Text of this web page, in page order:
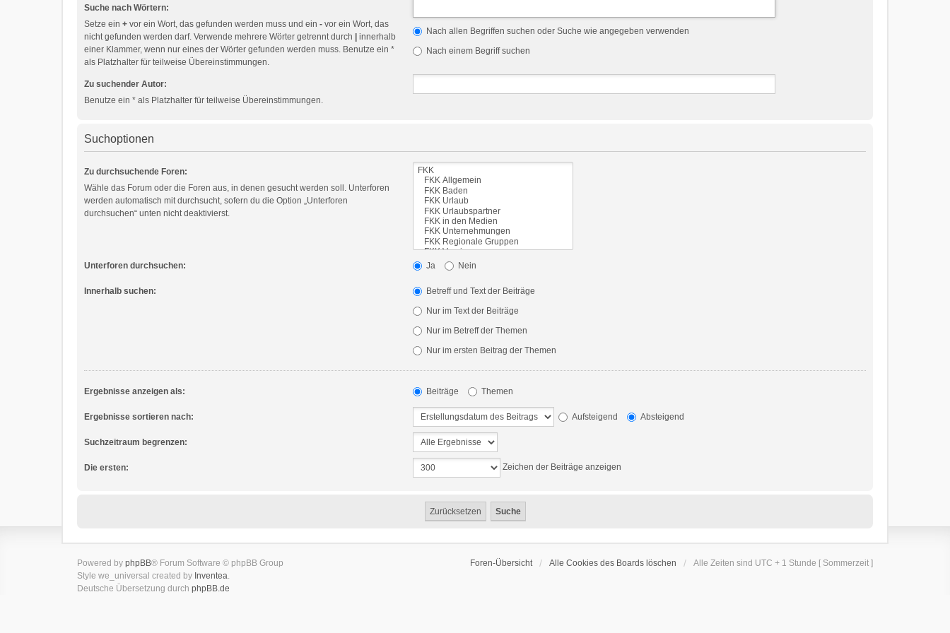
Suche nach Wörtern:
Setze ein + vor ein Wort, das gefunden werden muss und ein - vor ein Wort, das
nicht gefunden werden darf. Verwende mehrere Wörter getrennt durch
innerhalb
einer Klammer, wenn nur eines der Wörter gefunden werden muss. Benutze ein *
als Platzhalter für teilweise Übereinstimmungen.
Nach allen Begriffen suchen oder Suche wie angegeben verwenden
Nach einem Begriff suchen
Zu suchender Autor:
Benutze ein * als Platzhalter für teilweise Übereinstimmungen.
Suchoptionen
Zu durchsuchende Foren:
Wähle das Forum oder die Foren aus, in denen gesucht werden soll. Unterforen
werden automatisch mit durchsucht, sofern du die Option „Unterforen
durchsuchen“ unten nicht deaktivierst.
Unterforen durchsuchen: Ja Nein
Innerhalb suchen:
Betreff und Text der Beiträge
Nur im Text der Beiträge
Nur im Betreff der Themen
Nur im ersten Beitrag der Themen
Ergebnisse anzeigen als: Beiträge Themen
Ergebnisse sortieren nach: Aufsteigend Absteigend
Suchzeitraum begrenzen:
Die ersten: Zeichen der Beiträge anzeigen
Foren-Übersicht Alle Cookies des Boards löschen Alle Zeiten sind UTC + 1 Stunde [ Sommerzeit ]
Powered by phpBB® Forum Software © phpBB Group
Style we_universal created by Inventea.
Deutsche Übersetzung durch phpBB.de